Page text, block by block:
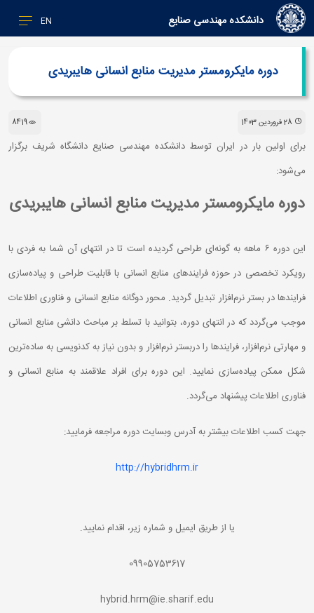
EN دانشکده مهندسی صنایع
دوره مایکرومستر مدیریت منابع انسانی هایبریدی
28 فروردین 1403 8419
برای اولین بار در ایران توسط دانشکده مهندسی صنایع دانشگاه شریف برگزار
می‌شود:
دوره مایکرومستر مدیریت منابع انسانی هایبریدی
این دوره ۶ ماهه به گونه‌ای طراحی گردیده است تا در انتهای آن شما به فردی با
رویکرد تخصصی در حوزه فرایندهای منابع انسانی با قابلیت طراحی و پیاده‌‌سازی
فرایندها در بستر نرم‌افزار تبدیل گردید. محور دوگانه منابع انسانی و فناوری اطلاعات
موجب می‌گردد که در انتهای دوره، بتوانید با تسلط بر مباحث دانشی منابع انسانی
و مهارتی نرم‌‌افزار، فرایندها را دربستر نرم‌افزار و بدون نیاز به کدنویسی به ساده‌‌ترین
شکل ممکن پیاده‌سازی نمایید. این دوره برای افراد علاقمند به منابع انسانی و
فناوری اطلاعات پیشنهاد می‌گردد.
جهت کسب اطلاعات بیشتر به آدرس وبسایت دوره مراجعه فرمایید:
http://hybridhrm.ir
یا از طریق ایمیل و شماره زیر، اقدام نمایید.
09905753617
hybrid.hrm@ie.sharif.edu